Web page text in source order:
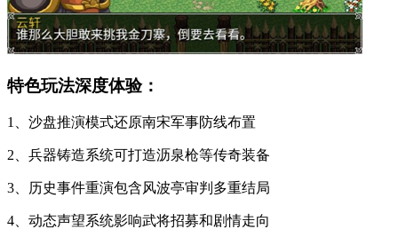
特色玩法深度体验：
1、沙盘推演模式还原南宋军事防线布置
2、兵器铸造系统可打造沥泉枪等传奇装备
3、历史事件重演包含风波亭审判多重结局
4、动态声望系统影响武将招募和剧情走向